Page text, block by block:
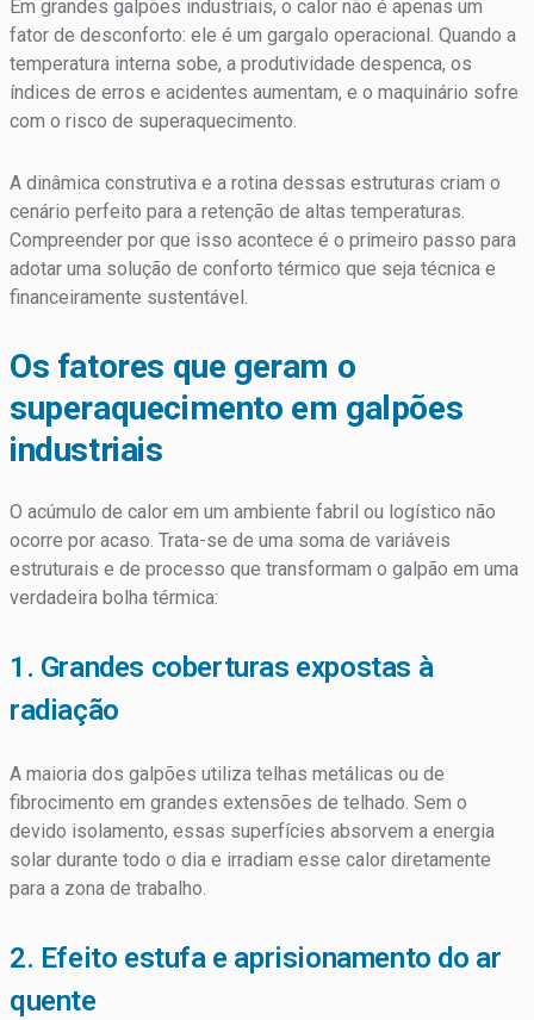
Em grandes galpões industriais, o calor não é apenas um
fator de desconforto: ele é um gargalo operacional. Quando a
temperatura interna sobe, a produtividade despenca, os
índices de erros e acidentes aumentam, e o maquinário sofre
com o risco de superaquecimento.
A dinâmica construtiva e a rotina dessas estruturas criam o
cenário perfeito para a retenção de altas temperaturas.
Compreender por que isso acontece é o primeiro passo para
adotar uma solução de conforto térmico que seja técnica e
financeiramente sustentável.
Os fatores que geram o
superaquecimento em galpões
industriais
O acúmulo de calor em um ambiente fabril ou logístico não
ocorre por acaso. Trata-se de uma soma de variáveis
estruturais e de processo que transformam o galpão em uma
verdadeira bolha térmica:
1. Grandes coberturas expostas à
radiação
A maioria dos galpões utiliza telhas metálicas ou de
fibrocimento em grandes extensões de telhado. Sem o
devido isolamento, essas superfícies absorvem a energia
solar durante todo o dia e irradiam esse calor diretamente
para a zona de trabalho.
2. Efeito estufa e aprisionamento do ar
quente